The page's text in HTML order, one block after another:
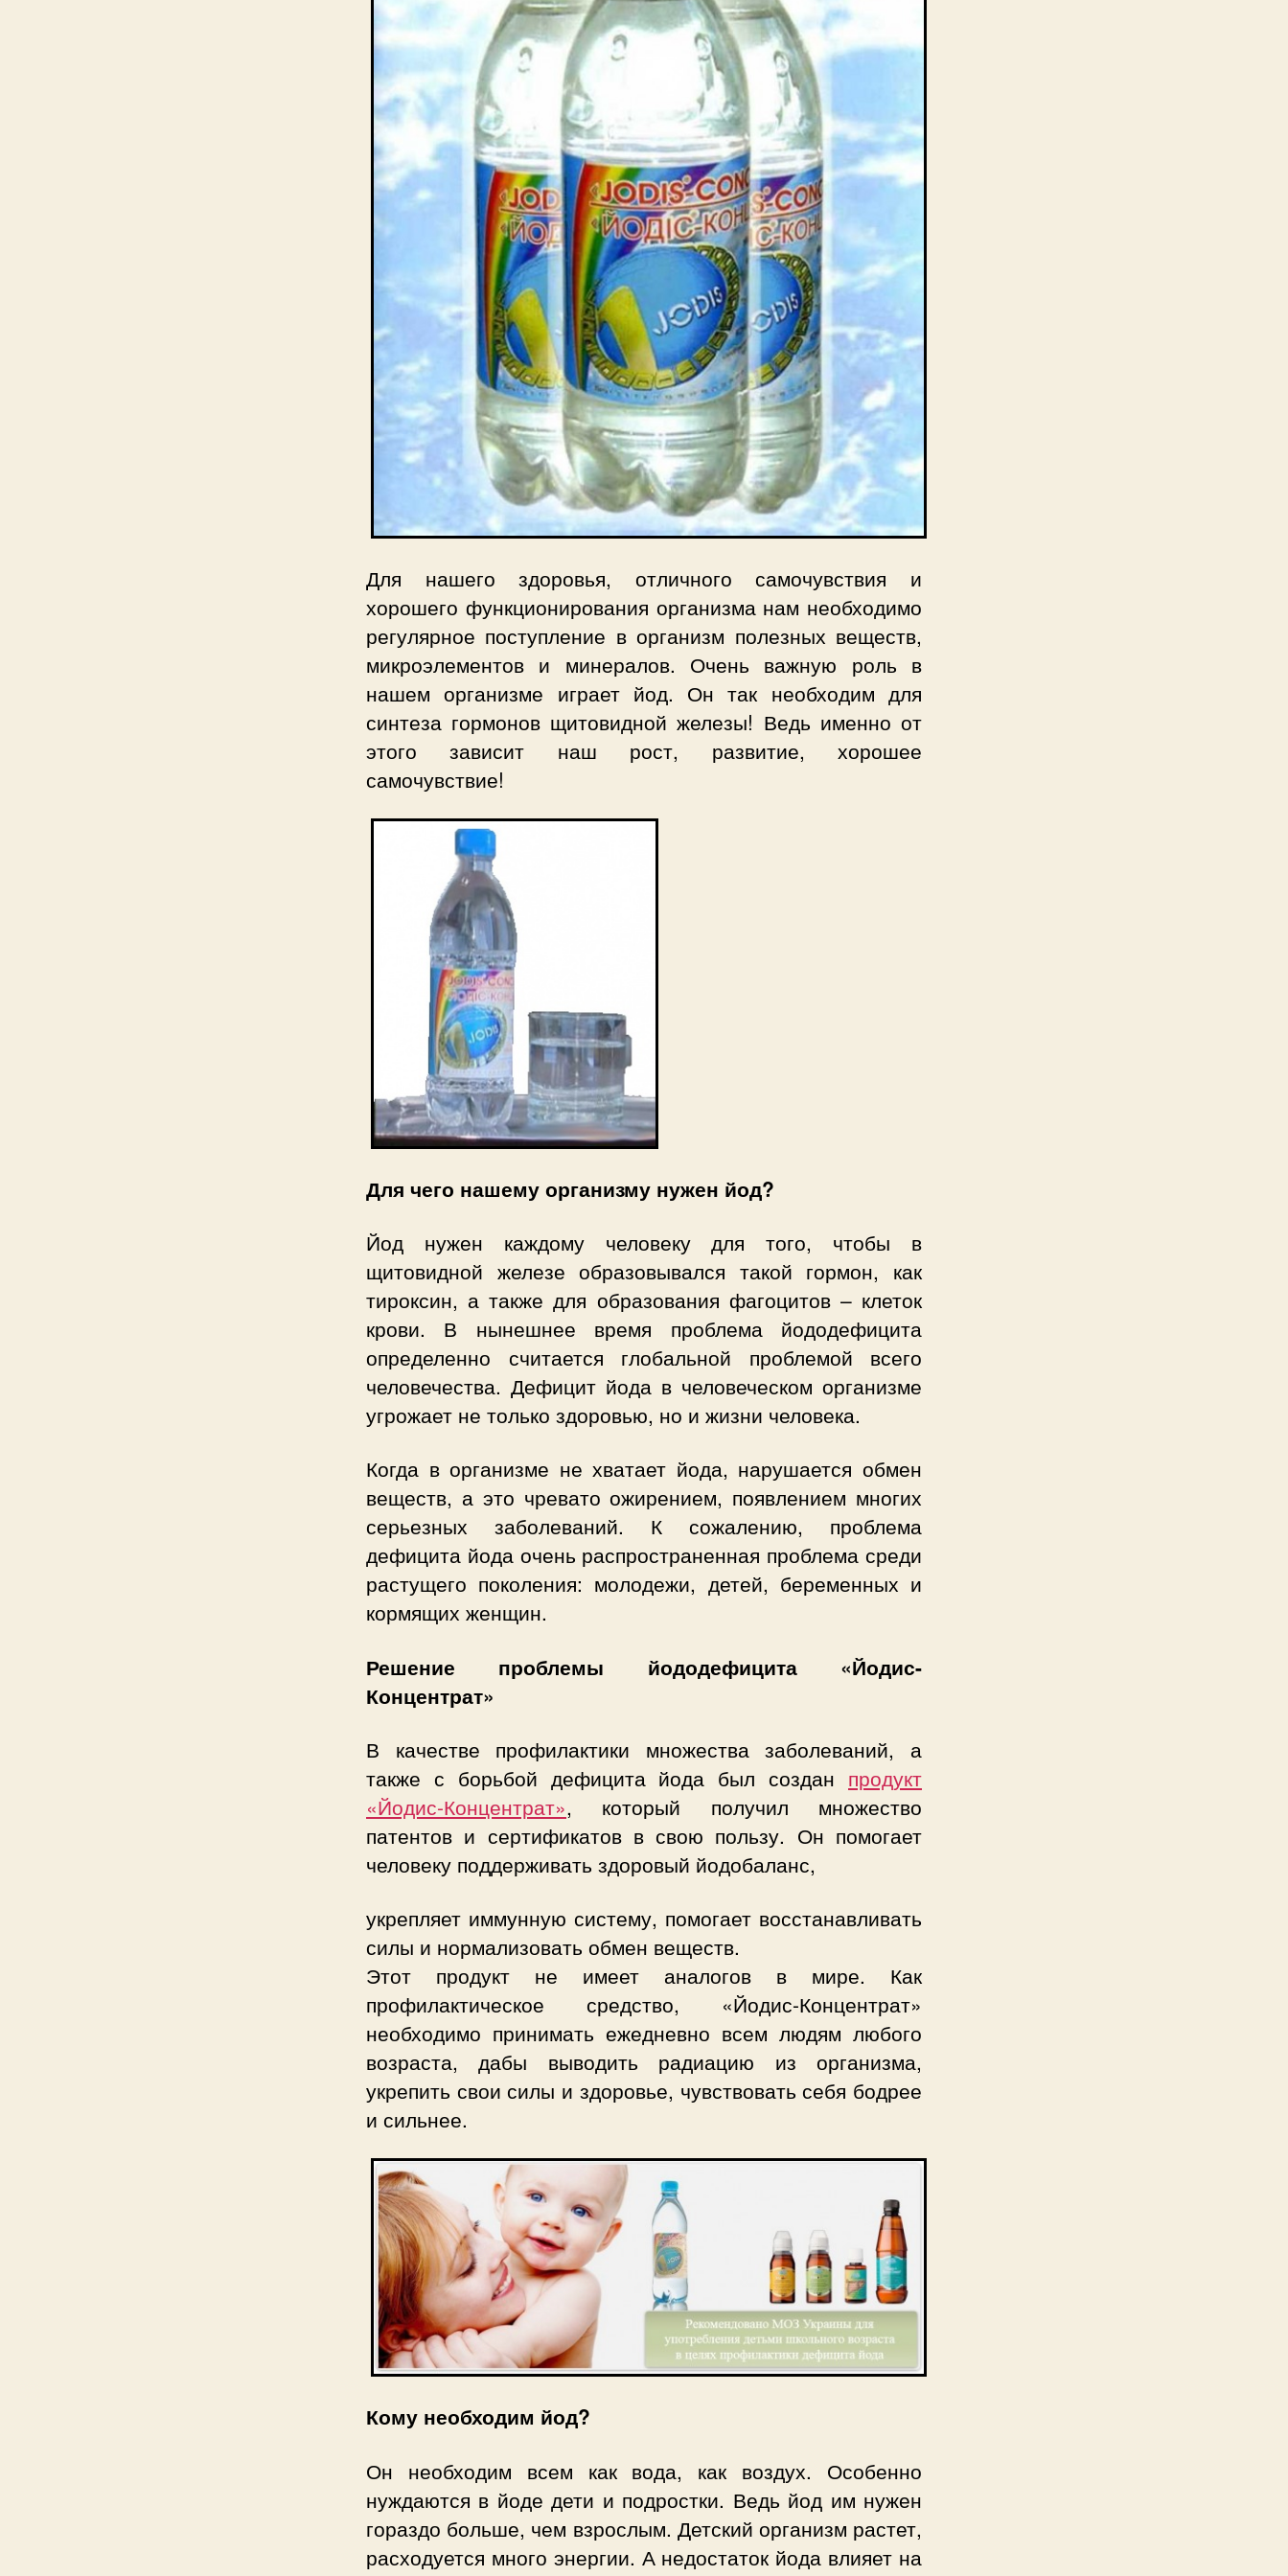
Для нашего здоровья, отличного самочувствия и
хорошего функционирования организма нам необходимо
регулярное поступление в организм полезных веществ,
микроэлементов и минералов. Очень важную роль в
нашем организме играет йод. Он так необходим для
синтеза гормонов щитовидной железы! Ведь именно от
этого зависит наш рост, развитие, хорошее
самочувствие!
Для чего нашему организму нужен йод?
Йод нужен каждому человеку для того, чтобы в
щитовидной железе образовывался такой гормон, как
тироксин, а также для образования фагоцитов – клеток
крови. В нынешнее время проблема йододефицита
определенно считается глобальной проблемой всего
человечества. Дефицит йода в человеческом организме
угрожает не только здоровью, но и жизни человека.
Когда в организме не хватает йода, нарушается обмен
веществ, а это чревато ожирением, появлением многих
серьезных заболеваний. К сожалению, проблема
дефицита йода очень распространенная проблема среди
растущего поколения: молодежи, детей, беременных и
кормящих женщин.
Решение проблемы йододефицита «Йодис-
Концентрат»
В качестве профилактики множества заболеваний, а
также с борьбой дефицита йода был создан продукт
«Йодис-Концентрат», который получил множество
патентов и сертификатов в свою пользу. Он помогает
человеку поддерживать здоровый йодобаланс,
укрепляет иммунную систему, помогает восстанавливать
силы и нормализовать обмен веществ.
Этот продукт не имеет аналогов в мире. Как
профилактическое средство, «Йодис-Концентрат»
необходимо принимать ежедневно всем людям любого
возраста, дабы выводить радиацию из организма,
укрепить свои силы и здоровье, чувствовать себя бодрее
и сильнее.
Кому необходим йод?
Он необходим всем как вода, как воздух. Особенно
нуждаются в йоде дети и подростки. Ведь йод им нужен
гораздо больше, чем взрослым. Детский организм растет,
расходуется много энергии. А недостаток йода влияет на